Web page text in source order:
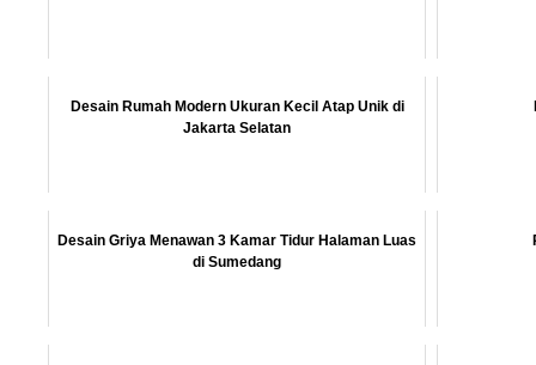
Desain Rumah Modern Ukuran Kecil Atap Unik di
Jakarta Selatan
Desain Griya Menawan 3 Kamar Tidur Halaman Luas
di Sumedang